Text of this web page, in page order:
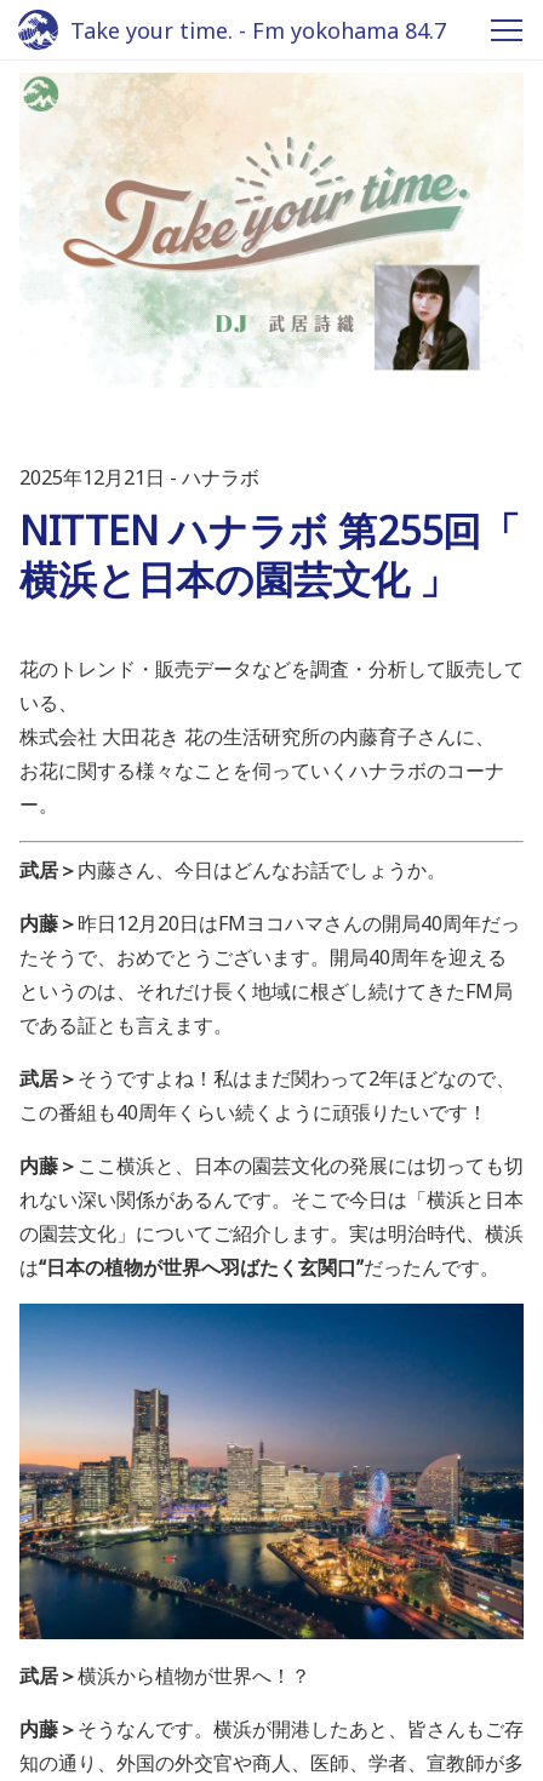
Take your time. - Fm yokohama 84.7
2025年12月21日 ハナラボ
NITTEN ハナラボ 第255回「
横浜と日本の園芸文化 」
花のトレンド・販売データなどを調査・分析して販売して
いる、
株式会社 大田花き 花の生活研究所の内藤育子さんに、
お花に関する様々なことを伺っていくハナラボのコーナ
ー。
武居＞内藤さん、今日はどんなお話でしょうか。
内藤＞昨日12月20日はFMヨコハマさんの開局40周年だっ
たそうで、おめでとうございます。開局40周年を迎える
というのは、それだけ長く地域に根ざし続けてきたFM局
である証とも言えます。
武居＞そうですよね！私はまだ関わって2年ほどなので、
この番組も40周年くらい続くように頑張りたいです！
内藤＞ ここ横浜と、日本の園芸文化の発展には切っても切
れない深い関係があるんです。そこで今日は「横浜と日本
の園芸文化」についてご紹介します。実は明治時代、横浜
は“日本の植物が世界へ羽ばたく玄関口”だったんです。
武居＞横浜から植物が世界へ！？
内藤＞そうなんです。横浜が開港したあと、皆さんもご存
知の通り、外国の外交官や商人、医師、学者、宣教師が多